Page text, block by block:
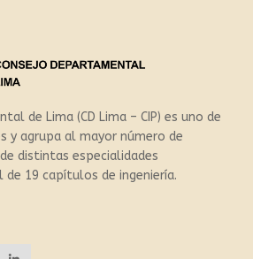
de Lima (CD Lima – CIP) es uno de
y agrupa al mayor número de
distintas especialidades
19 capítulos de ingeniería.